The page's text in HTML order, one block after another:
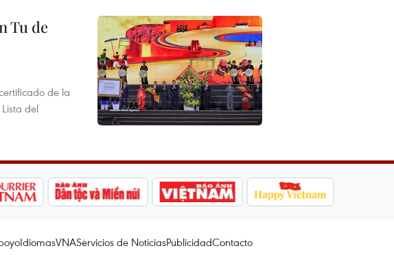
Tu de
de la
del
IdiomasVNAServicios de NoticiasPublicidadContacto